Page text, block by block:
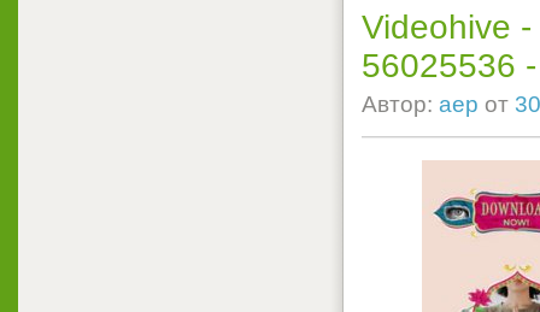
Videohive
56025536
Автор: aep от